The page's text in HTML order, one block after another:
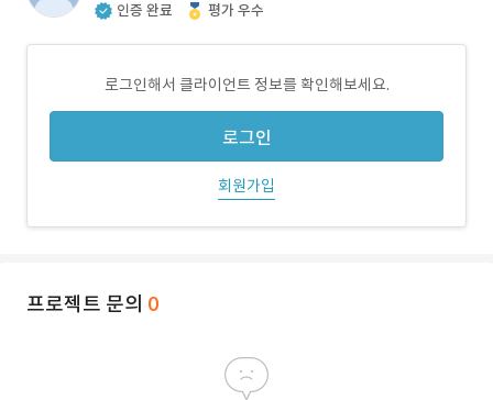
인증 완료 평가 우수
로그인해서 클라이언트 정보를 확인해보세요.
로그인
회원가입
프로젝트 문의 0